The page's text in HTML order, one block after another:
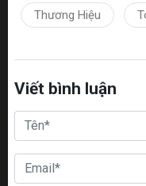
Thương Hiệu
Viết bình luận